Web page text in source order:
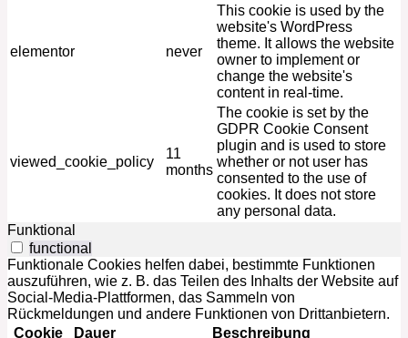
elementor never
This cookie is used by the
website's WordPress
theme. It allows the website
owner to implement or
change the website's
content in real-time.
viewed_cookie_policy
11
months
The cookie is set by the
GDPR Cookie Consent
plugin and is used to store
whether or not user has
consented to the use of
cookies. It does not store
any personal data.
Funktional
functional
Funktionale Cookies helfen dabei, bestimmte Funktionen
auszuführen, wie z. B. das Teilen des Inhalts der Website auf
Social-Media-Plattformen, das Sammeln von
Rückmeldungen und andere Funktionen von Drittanbietern.
Cookie
Dauer Beschreibung